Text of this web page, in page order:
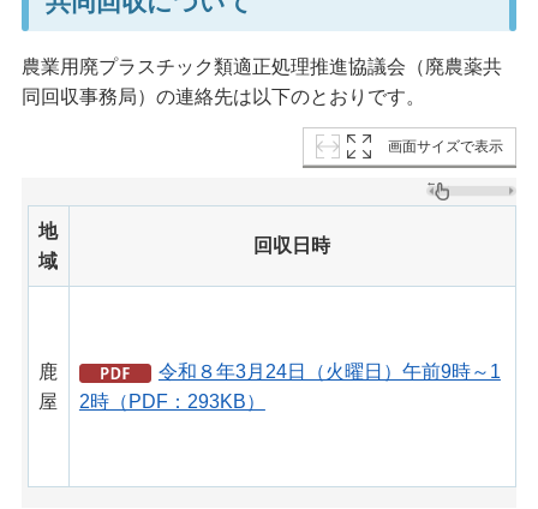
農業用廃プラスチック類適正処理推進協議会（廃農薬共
同回収事務局）の連絡先は以下のとおりです。
画面サイズで表示
地
域
回収日時
鹿
屋
令和８年3月24日（火曜日）午前9時～1
2時（PDF：293KB）